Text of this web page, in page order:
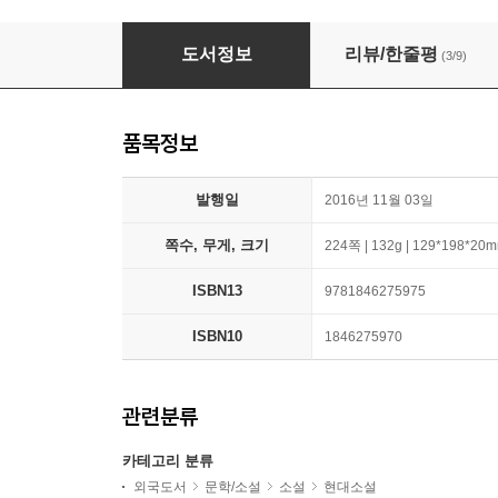
Human Acts 한강 작가『소년이 온다』 영문판
도서정보 리뷰/한줄평 (3/9)
품목정보
발행일 2016년 11월 03일
쪽수, 무게, 크기 224쪽 | 132g |
ISBN13 9781846275975
ISBN10 1846275970
관련분류
카테고리 분류
외국도서 문학/소설 소설
현대소설